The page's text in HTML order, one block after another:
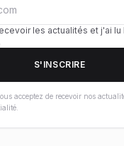
les actualités et j'ai lu
S'INSCRIRE
acceptez de recevoir nos